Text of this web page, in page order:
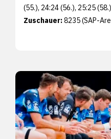
(55.), 24:24 (56.), 25:25
Zuschauer:8235 (SAP-